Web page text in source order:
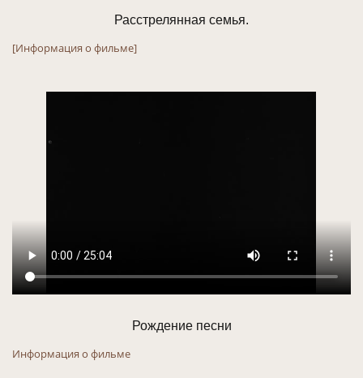
Расстрелянная семья.
[Информация о фильме]
Рождение песни
Информация о фильме